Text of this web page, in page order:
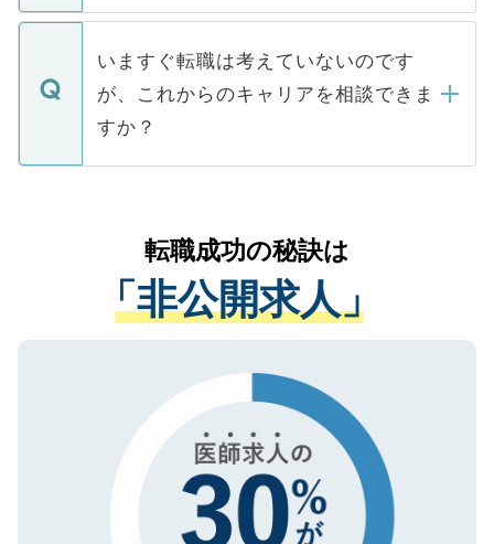
関を公にしてしまうと、応募が殺到する場
に、医療機関が求める条件に合った人材の
みを人材紹介会社に依頼するケースが増え
ています。
定を承諾する必要はありません。内定先へ
の辞退の連絡はキャリアパートナーが行い
ますので、ご安心ください。
個人情報が漏えいすることはありませんの
で、ご安心ください。当サイトからの登録
などで収集したご登録者様の個人情報は、
ご本人のキャリアアップおよび転職活動の
支援を目的に使用いたします。お預かりし
ているすべての個人データはご本人の許可
は、個人情報の取り扱いについての厳密な
管理基準を満たした事業者のみに付与され
る、プライバシーマークを取得済みです。
ご登録いただいた個人情報は、SSL（デー
で、機密保持に関してもご安心ください。
いますぐ転職は考えていないのです
が、これからのキャリアを相談できま
すか？
かがいして、現在の医療機関の状況や紹介
経験をまじえながら、適切なアドバイスを
させていただきます。すぐにご転職をされ
ない方には、長期的なサポートが可能です
ので、まずはご登録ください。
転職成功の秘訣は
「非公開求人」